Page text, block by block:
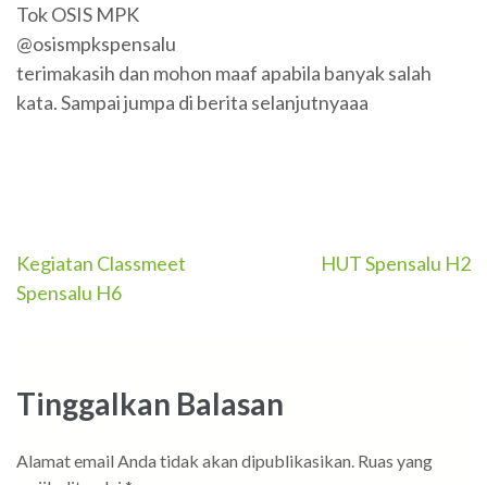
Tok OSIS MPK
@osismpkspensalu
terimakasih dan mohon maaf apabila banyak salah
kata. Sampai jumpa di berita selanjutnyaaa
Navigasi
pos
Kegiatan Classmeet
Spensalu H6
HUT Spensalu H2
Tinggalkan Balasan
Alamat email Anda tidak akan dipublikasikan. Ruas yang